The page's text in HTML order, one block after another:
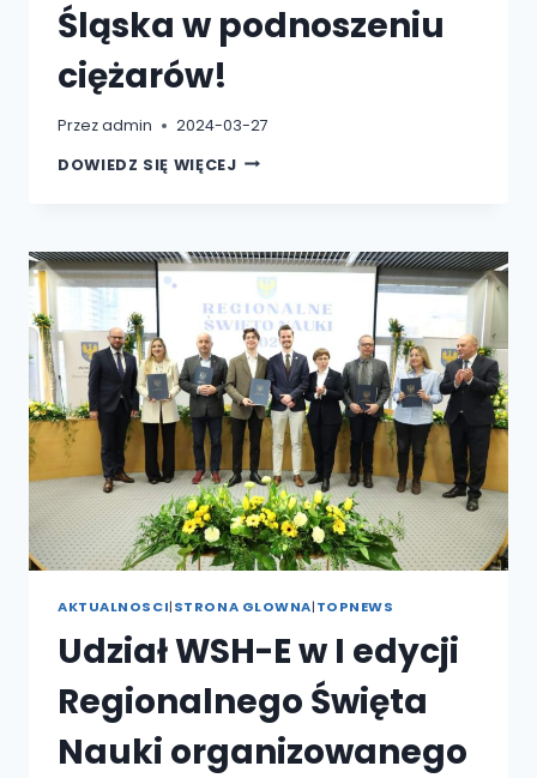
Śląska w podnoszeniu
ciężarów!
Przezadmin
2024-03-27
DOWIEDZ SIĘ WIĘCEJI
LASEK
NA
MISTRZOSTWACH
DOLNEGO
ŚLĄSKA
W
PODNOSZENIU
CIĘŻARÓW!
AKTUALNOSCI|STRONA GLOWNA|TOPNEWS
Udział WSH-E w I edycji
Regionalnego Święta
Nauki organizowanego